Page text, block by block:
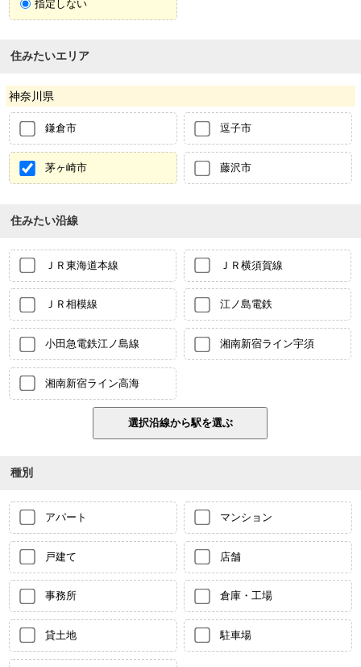
指定しない
住みたいエリア
神奈川県
鎌倉市 逗子市
茅ヶ崎市 藤沢市
住みたい沿線
ＪＲ東海道本線 ＪＲ横須賀線
ＪＲ相模線 江ノ島電鉄
小田急電鉄江ノ島線 湘南新宿ライン宇須
湘南新宿ライン高海
種別
アパート マンション
戸建て 店舗
事務所 倉庫・工場
貸土地 駐車場